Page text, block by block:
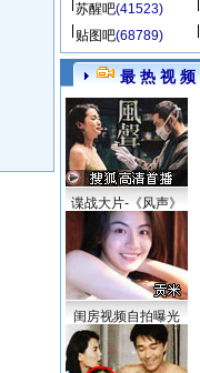
苏醒吧(41523)
贴图吧(68789)
最 热 视 频
谍战大片-《风声》
闺房视频自拍曝光